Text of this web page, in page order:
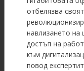
отбелязва
навлизането на
достъп на
към
повод